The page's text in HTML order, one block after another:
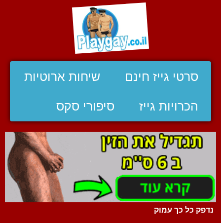
סרטי גייז חינם שיחות ארוטיות
הכרויות גייז סיפורי סקס
נדפק כל כך עמוק